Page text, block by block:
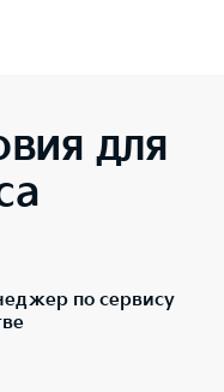
для
по сервису